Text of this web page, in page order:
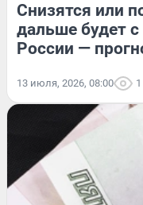
Снизятся или
дальше будет
России —
13 июля, 2026, 08:00